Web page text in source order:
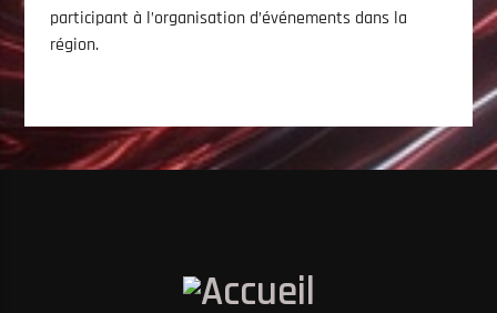
participant à l’organisation d’événements dans la
région.